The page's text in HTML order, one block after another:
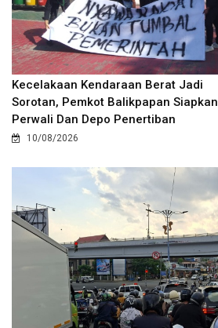
Kecelakaan Kendaraan Berat Jadi
Sorotan, Pemkot Balikpapan Siapkan
Perwali Dan Depo Penertiban
10/08/2026